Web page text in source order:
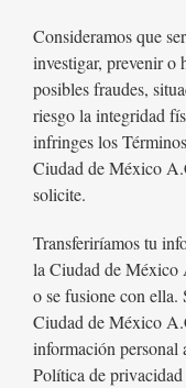
Consideramos que
investigar, prevenir o
posibles fraudes,
riesgo la integridad
infringes los
Ciudad de México
solicite.
Transferiríamos tu
la Ciudad de México
o se fusione con ella.
Ciudad de México
información personal
Política de